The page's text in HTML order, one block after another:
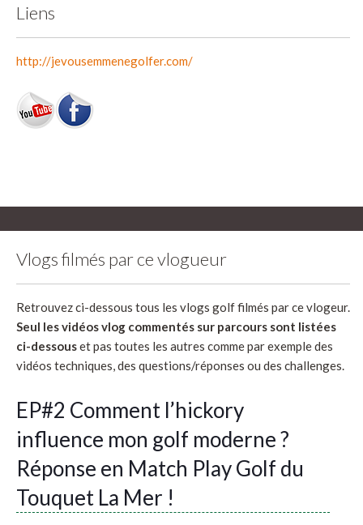
Liens
http://jevousemmenegolfer.com/
Vlogs filmés par ce vlogueur
Retrouvez ci-dessous tous les vlogs golf filmés par ce vlogeur.
Seul les vidéos vlog commentés sur parcours sont listées
ci-dessouset pas toutes les autres comme par exemple des
vidéos techniques, des questions/réponses ou des challenges.
EP#2 Comment l’hickory
influence mon golf moderne ?
Réponse en Match Play Golf du
Touquet La Mer !